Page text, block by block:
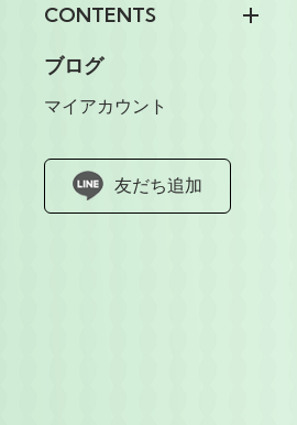
CONTENTS
ブログ
マイアカウント
友だち追加